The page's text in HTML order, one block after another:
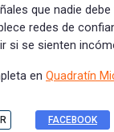
que nadie
redes de
si se sienten
en Quadratín
FACEBOOK